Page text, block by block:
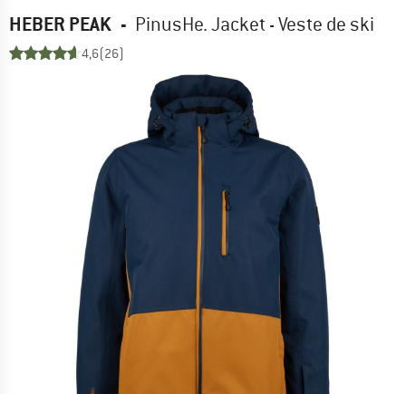
HEBER PEAK - PinusHe. Jacket - Veste de ski
4,6(26)